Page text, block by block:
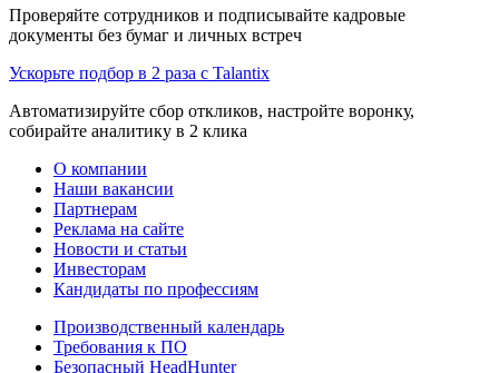
Проверяйте сотрудников и подписывайте кадровые
документы без бумаг и личных встреч
Ускорьте подбор в 2 раза с Talantix
Автоматизируйте сбор откликов, настройте воронку,
собирайте аналитику в 2 клика
О компании
Наши вакансии
Партнерам
Реклама на сайте
Новости и статьи
Инвесторам
Кандидаты по профессиям
Производственный календарь
Требования к ПО
Безопасный HeadHunter